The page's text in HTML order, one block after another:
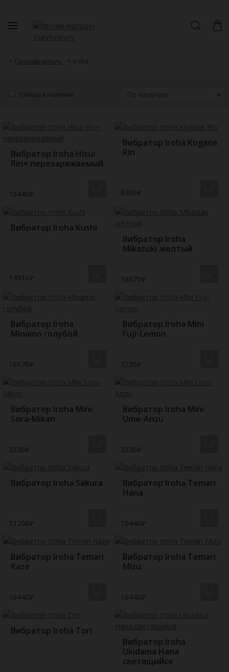
Производитель
Товары в наличии
Вибратор Iroha Hisui
Rin+ перезаряжаемый
10440
Вибратор Iroha Kogane
Rin
6360
Вибратор Iroha Kushi
14910
Вибратор Iroha
Mikazuki желтый
18670
Вибратор Iroha
Minamo голубой
18670
Вибратор Iroha Mini
Fuji-Lemon
3230
Вибратор Iroha Mini
Sora-Mikan
3230
Вибратор Iroha Mini
Ume-Anzu
3230
Вибратор Iroha Sakura
11200
Вибратор Iroha Temari
Hana
10440
Вибратор Iroha Temari
Kaze
10440
Вибратор Iroha Temari
Mizu
10440
Вибратор Iroha Tori
Вибратор Iroha
Ukidama Hana
светящийся